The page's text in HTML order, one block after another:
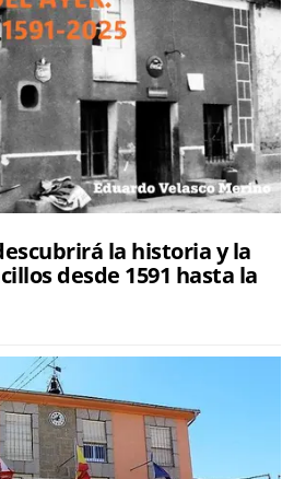
la historia y la
desde 1591 hasta la